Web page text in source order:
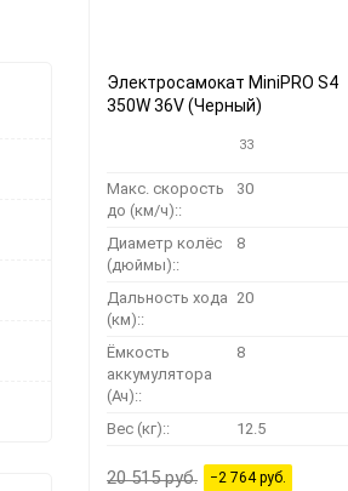
Электросамокат MiniPRO S4
350W 36V (Черный)
33
Макс. скорость
до (км/ч)::
30
Диаметр колёс
(дюймы)::
8
Дальность хода
(км)::
20
Ёмкость
аккумулятора
(Ач)::
8
Вес (кг):: 12.5
20 515 руб. −2 764 руб.